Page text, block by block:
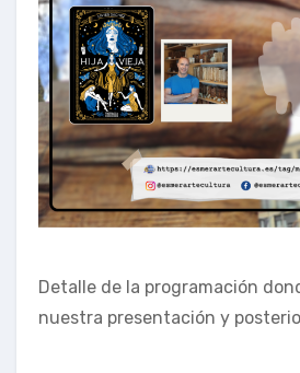
Detalle de la programación
nuestra presentación y